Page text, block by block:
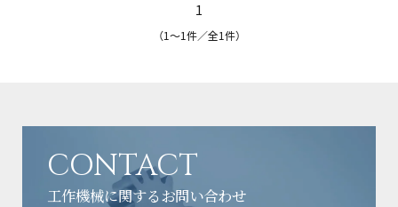
1
（1〜1件／全1件）
CONTACT
工作機械に関するお問い合わせ